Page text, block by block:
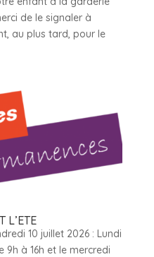
de le signaler à
au plus tard, pour le
L’ETE
10 juillet 2026 : Lundi
9h à 16h et le mercredi